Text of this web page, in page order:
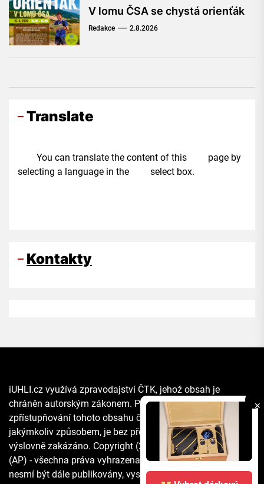
V lomu ČSA se chystá orienťák
Redakce 2.8.2026
Translate
You can translate the content of this page by
selecting a language in the select box.
Kontakty
✕
iUHLI.cz využívá zpravodajství ČTK, jehož obsah je
chráněn autorským zákonem. Přepis, šíření či další
zpřístupňování tohoto obsahu či jeho části veřejnosti, a to
jakýmkoliv způsobem, je bez předchozího souhlasu ČTK
výslovně zakázáno. Copyright (2021) The Associated Press
(AP) - všechna práva vyhrazena. Materiály agentury AP
nesmí být dále publikovány, vysílány, přepisovány nebo